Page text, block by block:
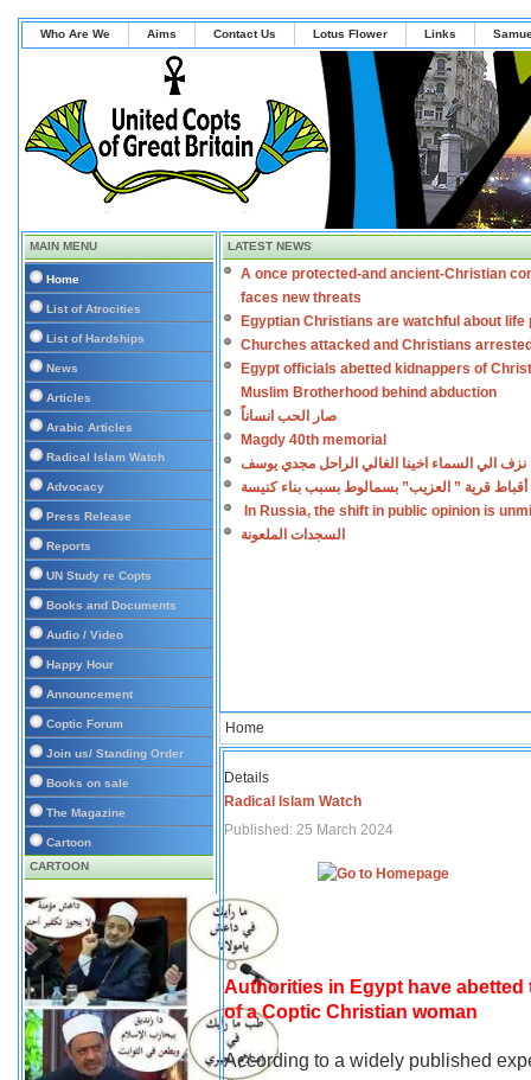
Who Are We Aims Contact Us Lotus Flower Links
MAIN MENU
Home
List of Atrocities
List of Hardships
News
Articles
Arabic Articles
Radical Islam Watch
Advocacy
Press Release
Reports
UN Study re Copts
Books and Documents
Audio / Video
Happy Hour
Announcement
Coptic Forum
Join us/ Standing Order
Books on sale
The Magazine
Cartoon
CARTOON
LATEST NEWS
A once protected-and ancient-Christian
faces new threats
Egyptian Christians are watchful about life
Churches attacked and Christians
Egypt officials abetted kidnappers of
Muslim Brotherhood behind abduction
صار الحب انساناً
Magdy 40th memorial
نزف الي السماء اخينا الغالي الراحل مجدي يوسف
أقباط قرية ” العزيب” بسمالوط بسبب بناء كنيسة
In Russia, the shift in public opinion is
السجدات الملعونة
Home
Details
Radical Islam Watch
Published: 25 March 2024
Authorities in Egypt have
of a Coptic Christian woman
According to a widely published